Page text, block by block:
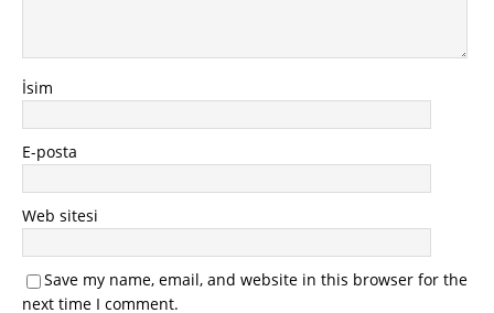
İsim
E-posta
Web sitesi
Save my name, email, and website in this browser for the
next time I comment.